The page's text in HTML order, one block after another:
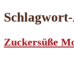
Zuckersüße